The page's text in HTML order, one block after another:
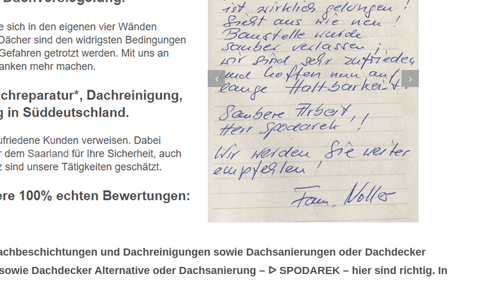
und Dachreinigungen sowie Dachsanierungen oder Dachdecker
Dachdecker Alternative oder Dachsanierung – ᐅ SPODAREK – hier sind richtig. In